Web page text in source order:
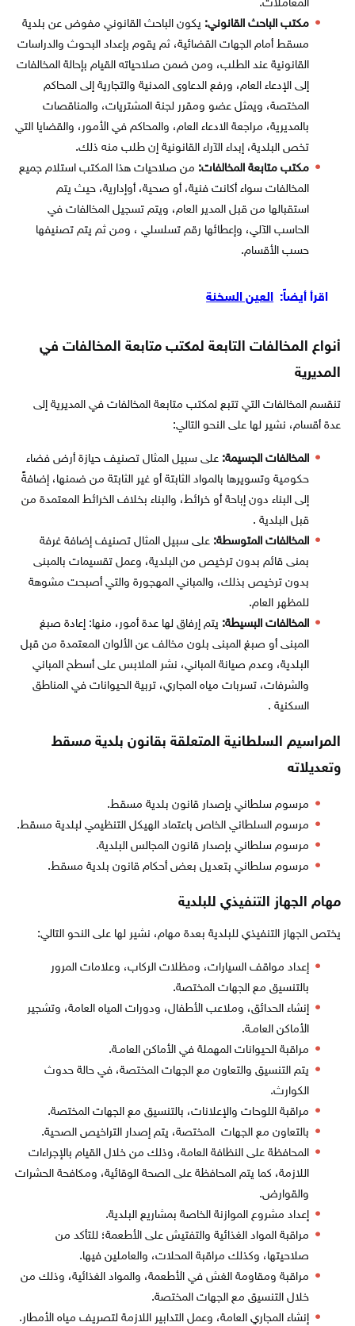
المعاملات.
مكتب الباحث القانوني: يكون الباحث القانوني مفوض عن بلدية
مسقط أمام الجهات القضائية، ثم يقوم بإعداد البحوث والدراسات
القانونية عند الطلب، ومن ضمن صلاحياته القيام بإحالة المخالفات
إلى الإدعاء العام، ورفع الدعاوى المدنية والتجارية إلى المحاكم
المختصة، ويمثل عضو ومقرر لجنة المشتريات، والمناقصات
بالمديرية، مراجعة الادعاء العام، والمحاكم في الأمور، والقضايا التي
تخص البلدية، إبداء الآراء القانونية إن طلب منه ذلك.
مكتب متابعة المخالفات: من صلاحيات هذا المكتب استلام جميع
المخالفات سواء أكانت فنية، أو صحية، أوإدارية، حيث يتم
استقبالها من قبل المدير العام، ويتم تسجيل المخالفات في
الحاسب الآلي، وإعطائها رقم تسلسلي ، ومن ثم يتم تصنيفها
حسب الأقسام.
اقرأ أيضاً: العين السخنة
أنواع المخالفات التابعة لمكتب متابعة المخالفات في
المديرية
تنقسم المخالفات التي تتبع لمكتب متابعة المخالفات في المديرية إلى
عدة أقسام، نشير لها على النحو التالي:
المخالفات الجسيمة: على سبيل المثال تصنيف حيازة أرض فضاء
حكومية وتسويرها بالمواد الثابتة أو غير الثابتة من ضمنها، إضافةً
إلى البناء دون إباحة أو خرائط، والبناء بخلاف الخرائط المعتمدة من
قبل البلدية .
المخالفات المتوسطة: على سبيل المثال تصنيف إضافة غرفة
بمنى قائم بدون ترخيص من البلدية، وعمل تقسيمات بالمبنى
بدون ترخيص بذلك، والمباني المهجورة والتي أصبحت مشوهة
للمظهر العام.
المخالفات البسيطة: يتم إرفاق لها عدة أمور، منها: إعادة صبغ
المبنى أو صبغ المبنى بلون مخالف عن الألوان المعتمدة من قبل
البلدية، وعدم صيانة المباني، نشر الملابس على أسطح المباني
والشرفات، تسربات مياه المجاري، تربية الحيوانات في المناطق
السكنية .
المراسيم السلطانية المتعلقة بقانون بلدية مسقط
وتعديلاته
مرسوم سلطاني بإصدار قانون بلدية مسقط.
مرسوم السلطاني الخاص باعتماد الهيكل التنظيمي لبلدية مسقط.
مرسوم سلطاني بإصدار قانون المجالس البلدية.
مرسوم سلطاني بتعديل بعض أحكام قانون بلدية مسقط.
مهام الجهاز التنفيذي للبلدية
يختص الجهاز التنفيذي للبلدية بعدة مهام، نشير لها على النحو التالي:
إعداد مواقف السيارات، ومظلات الركاب، وعلامات المرور
بالتنسيق مع الجهات المختصة.
إنشاء الحدائق، وملاعب الأطفال، ودورات المياه العامة، وتشجير
الأماكن العامـة.
مراقبة الحيوانات المهملة في الأماكن العامـة.
يتم التنسيق والتعاون مع الجهات المختصة، في حالة حدوث
الكوارث.
مراقبة اللوحات والإعلانات، بالتنسيق مع الجهات المختصة.
بالتعاون مع الجهات المختصة، يتم إصدار التراخيص الصحية.
المحافظة على النظافة العامة، وذلك من خلال القيام بالإجراءات
اللازمة، كما يتم المحافظة على الصحة الوقائية، ومكافحة الحشرات
والقوارض.
إعداد مشروع الموازنة الخاصة بمشاريع البلدية.
مراقبة المواد الغذائية والتفتيش على الأطعمة؛ للتأكد من
صلاحيتها، وكذلك مراقبة المحلات، والعاملين فيها.
مراقبة ومقاومة الغش في الأطعمة، والمواد الغذائية، وذلك من
خلال التنسيق مع الجهات المختصة.
إنشاء المجاري العامة، وعمل التدابير اللازمة لتصريف مياه الأمطار.